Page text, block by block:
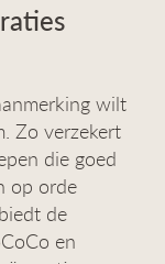
wilt
Zo verzekert
die goed
op orde
de
en